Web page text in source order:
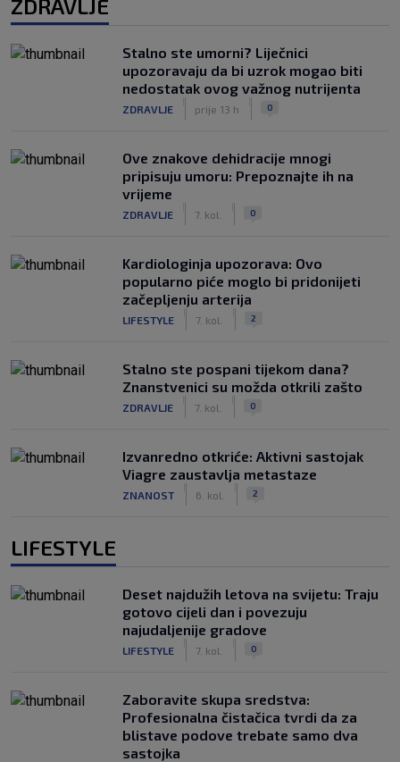
ZDRAVLJE
Stalno ste umorni? Liječnici
upozoravaju da bi uzrok mogao biti
nedostatak ovog važnog nutrijenta
ZDRAVLJE prije 13 h 0
Ove znakove dehidracije mnogi
pripisuju umoru: Prepoznajte ih na
vrijeme
ZDRAVLJE 7. kol. 0
Kardiologinja upozorava: Ovo
popularno piće moglo bi pridonijeti
začepljenju arterija
LIFESTYLE 7. kol. 2
Stalno ste pospani tijekom dana?
Znanstvenici su možda otkrili zašto
ZDRAVLJE 7. kol. 0
Izvanredno otkriće: Aktivni sastojak
Viagre zaustavlja metastaze
ZNANOST 6. kol. 2
LIFESTYLE
Deset najdužih letova na svijetu: Traju
gotovo cijeli dan i povezuju
najudaljenije gradove
LIFESTYLE 7. kol. 0
Zaboravite skupa sredstva:
Profesionalna čistačica tvrdi da za
blistave podove trebate samo dva
sastojka